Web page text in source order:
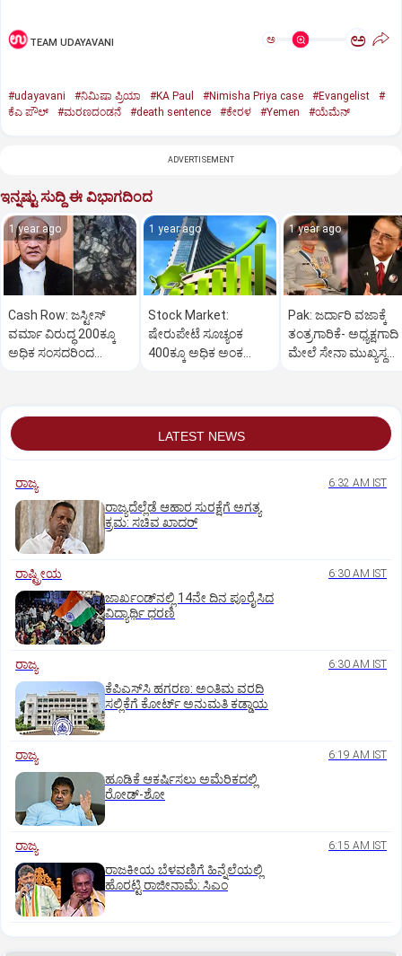
TEAM UDAYAVANI ಅ ಅ
#udayavani #ನಿಮಿಷಾ ಪ್ರಿಯಾ #KA Paul #Nimisha Priya case #Evangelist
#
ಕೆಎ ಪೌಲ್
#ಮರಣದಂಡನೆ #death sentence #ಕೇರಳ #Yemen #ಯೆಮೆನ್‌
ADVERTISEMENT
ಇನ್ನಷ್ಟು ಸುದ್ದಿ ಈ ವಿಭಾಗದಿಂದ
1 year ago
Cash Row: ಜಸ್ಟೀಸ್‌
ವರ್ಮಾ ವಿರುದ್ಧ 200ಕ್ಕೂ
ಅಧಿಕ ಸಂಸದರಿಂದ
1 year ago
Stock Market:
ಷೇರುಪೇಟೆ ಸೂಚ್ಯಂಕ
400ಕ್ಕೂ ಅಧಿಕ ಅಂಕ
1 year ago
Pak: ಜರ್ದಾರಿ ವಜಾಕ್ಕೆ
ತಂತ್ರಗಾರಿಕೆ- ಅಧ್ಯಕ್ಷಗಾದಿ
ಮೇಲೆ ಸೇನಾ ಮುಖ್ಯಸ್ಥ
LATEST NEWS
ರಾಜ್ಯ 6:32 AM IST
ರಾಜ್ಯದೆಲ್ಲೆಡೆ ಆಹಾರ ಸುರಕ್ಷೆಗೆ ಅಗತ್ಯ
ಕ್ರಮ: ಸಚಿವ ಖಾದರ್
ರಾಷ್ಟ್ರೀಯ 6:30 AM IST
ಜಾರ್ಖಂಡ್‌ನಲ್ಲಿ 14ನೇ ದಿನ ಪೂರೈಸಿದ
ವಿದ್ಯಾರ್ಥಿ ಧರಣಿ
ರಾಜ್ಯ 6:30 AM IST
ಕೆಪಿಎಸ್‌ಸಿ ಹಗರಣ: ಅಂತಿಮ ವರದಿ
ಸಲ್ಲಿಕೆಗೆ ಕೋರ್ಟ್‌ ಅನುಮತಿ ಕಡ್ಡಾಯ
ರಾಜ್ಯ 6:19 AM IST
ಹೂಡಿಕೆ ಆಕರ್ಷಿಸಲು ಅಮೆರಿಕದಲ್ಲಿ
ರೋಡ್‌-ಶೋ
ರಾಜ್ಯ 6:15 AM IST
ರಾಜಕೀಯ ಬೆಳವಣಿಗೆ ಹಿನ್ನೆಲೆಯಲ್ಲಿ
ಹೊರಟ್ಟಿ ರಾಜೀನಾಮೆ: ಸಿಎಂ